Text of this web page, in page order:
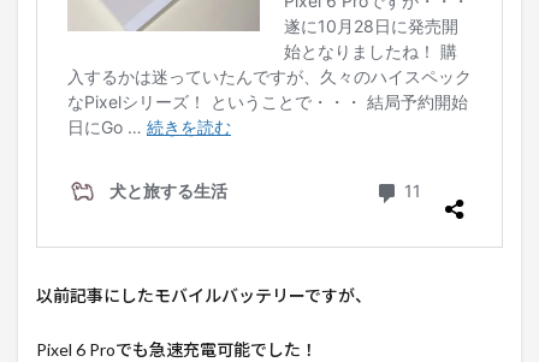
以前記事にしたモバイルバッテリーですが、
Pixel 6 Proでも急速充電可能でした！